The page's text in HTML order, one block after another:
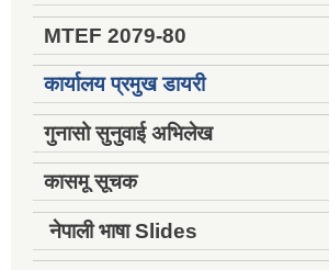
MTEF 2079-80
कार्यालय प्रमुख डायरी
गुनासो सुनुवाई अभिलेख
कासमू सूचक
नेपाली भाषा Slides